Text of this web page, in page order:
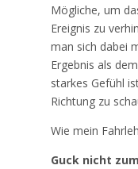
Mögliche, um
Ereignis zu
man sich dabei
Ergebnis als
starkes Gefühl
Richtung zu
Wie mein
Guck nicht